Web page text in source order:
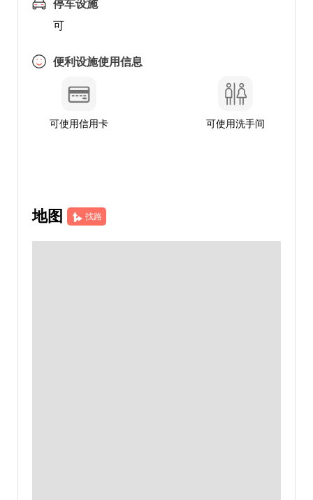
停车设施
可
便利设施使用信息
可使用信用卡 可使用洗手间
地图 找路